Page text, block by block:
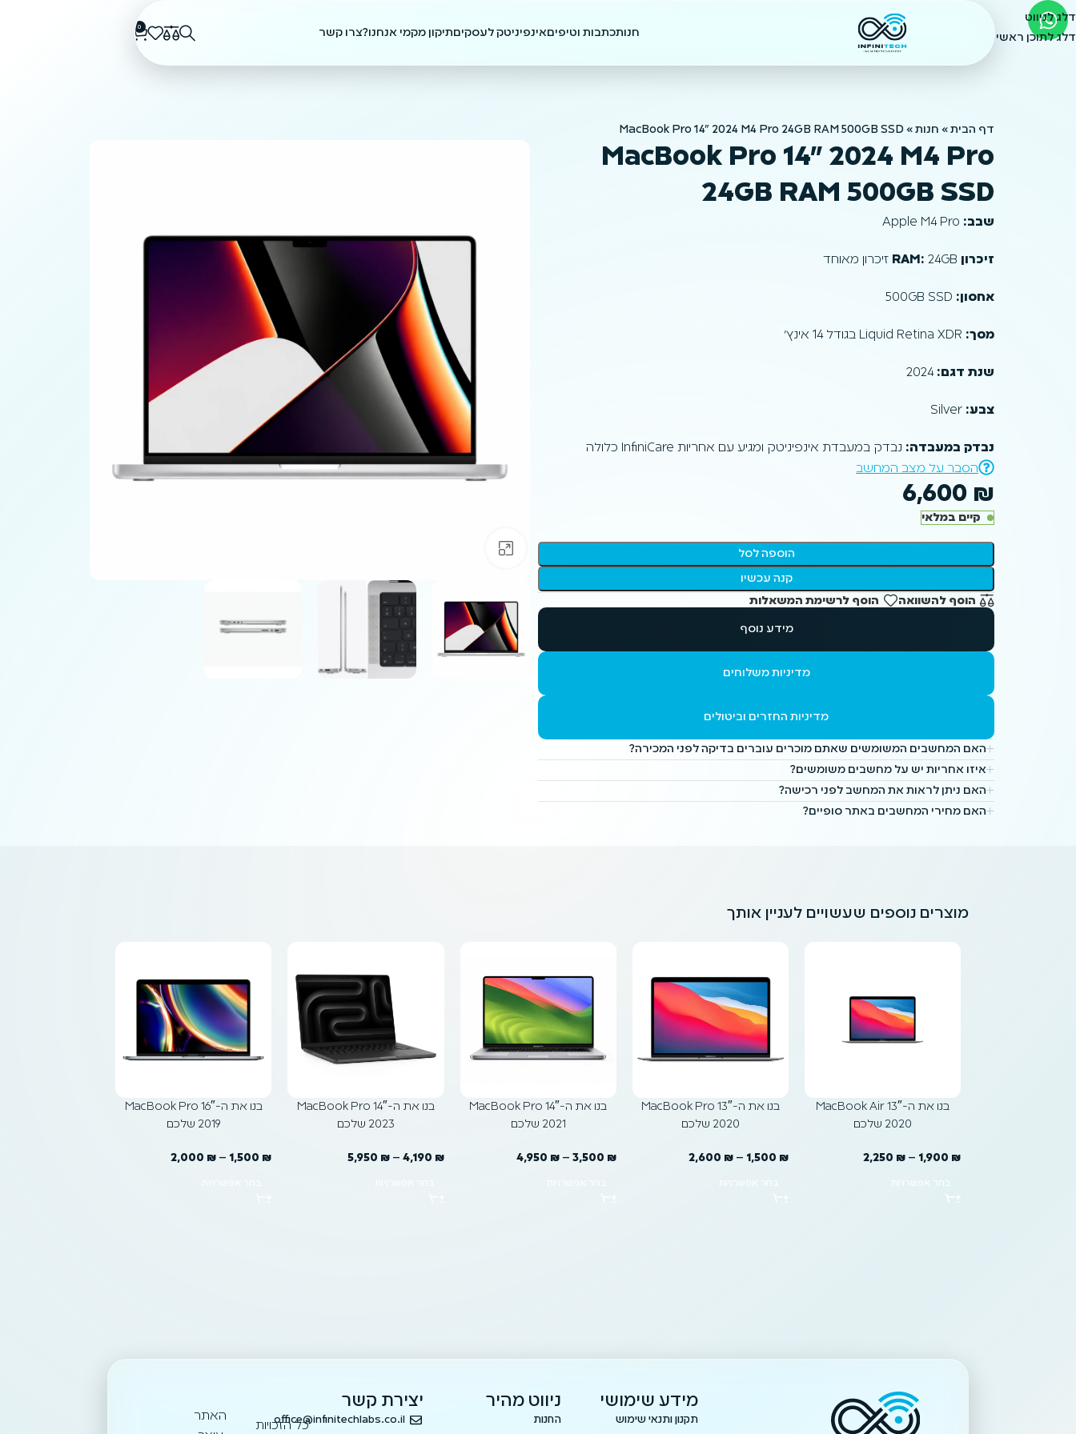
דלג לניווט
דלג לתוכן ראשי
חנותכתבות וטיפיםאינפיניטק לעסקיםתיקון מקמי אנחנו?צרו קשר 0
דף הבית» חנות»
MacBook Pro 14" 2024 M4 Pro 24GB RAM 500GB SSD
MacBook Pro 14" 2024 M4 Pro
24GB RAM 500GB SSD
שבב:
זיכרון RAM: 24GB זיכרון מאוחד
אחסון:
מסך:
שנת דגם: 2024
צבע:
נבדק במעבדה: נבדק במעבדת אינפיניטק ומגיע עם אחריות InfiniCare כלולה
הסבר על מצב המחשב
6,600 ₪
קיים במלאי
הוספה לסל
קנה עכשיו
הוסף להשוואה
הוסף לרשימת המשאלות
מידע נוסף
מדיניות משלוחים
מדיניות החזרים וביטולים
האם המחשבים המשומשים שאתם מוכרים עוברים בדיקה לפני המכירה?
איזו אחריות יש על מחשבים משומשים?
האם ניתן לראות את המחשב לפני רכישה?
האם מחירי המחשבים באתר סופיים?
מוצרים נוספים שעשויים לעניין אותך
בנו את ה-MacBook Air 13″
2020 שלכם
1,900 ₪
–
2,250 ₪
בחר אפשרויות
בנו את ה-MacBook Pro 13″
2020 שלכם
1,500 ₪
–
2,600 ₪
בנו את ה-MacBook Pro 14″
2021 שלכם
3,500 ₪
–
4,950 ₪
בנו את ה-MacBook Pro 14″
2023 שלכם
4,190 ₪
–
5,950 ₪
בנו את ה-MacBook Pro 16″
2019 שלכם
1,500 ₪
–
2,000 ₪
מידע שימושי
תקנון ותנאי שימוש
ניווט מהיר
החנות
יצירת קשר
office@infinitechlabs.co.il
כל הזכויות
האתר